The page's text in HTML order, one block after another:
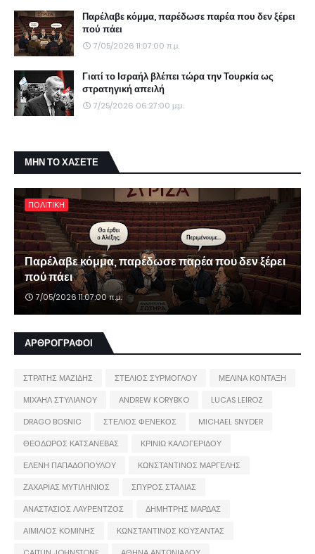
Παρέλαβε κόμμα, παρέδωσε παρέα που δεν ξέρει
πού πάει
7/05/2026 11:07:00 π.μ.
Γιατί το Ισραήλ βλέπει τώρα την Τουρκία ως
στρατηγική απειλή
7/25/2026 06:27:00 μ.μ.
ΜΗΝ ΤΟ ΧΑΣΕΤΕ
ΠΟΛΙΤΙΚΗ
Παρέλαβε κόμμα, παρέδωσε παρέα που δεν ξέρει
πού πάει
7/05/2026 11:07:00 π.μ.
ΑΡΘΡΟΓΡΑΦΟΙ
ΣΤΡΑΤΗΣ ΜΑΖΙΔΗΣ ΣΤΕΛΙΟΣ ΣΥΡΜΟΓΛΟΥ
ΜΕΛΙΝΑ ΚΟΝΤΑΞΗ
ΜΙΧΑΗΛ ΣΤΥΛΙΑΝΟΥ
ANDREW KORYBKO
LUCAS LEIROZ
DRAGO BOSNIC
ΣΤΕΛΙΟΣ ΦΕΝΕΚΟΣ
MICHAEL SNYDER
ΘΕΟΔΩΡΟΣ ΚΑΤΣΑΝΕΒΑΣ
ΚΡΙΝΙΩ ΚΑΛΟΓΕΡΙΔΟΥ
ΕΛΕΝΗ ΠΑΠΑΔΟΠΟΥΛΟΥ
ΚΩΝΣΤΑΝΤΙΝΟΣ ΜΑΡΓΕΛΗΣ
ΖΑΧΑΡΙΑΣ ΜΥΤΙΛΗΝΙΟΣ
ΣΠΥΡΟΣ ΣΤΑΛΙΑΣ
ΑΝΑΣΤΑΣΙΟΣ ΛΑΥΡΕΝΤΖΟΣ
ΔΗΜΗΤΡΗΣ ΜΑΡΔΑΣ
ΑΙΜΙΛΙΟΣ ΚΟΜΙΝΗΣ
ΚΩΝΣΤΑΝΤΙΝΟΣ ΚΟΥΣΑΝΤΑΣ